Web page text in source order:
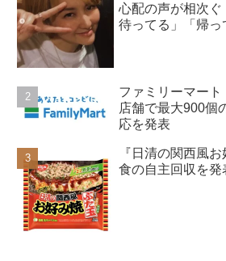
心配の声が相次
待ってる」「帰
ファミリーマー
店舗で最大900個
応を発表
『日清の関西風
食の自主回収を発